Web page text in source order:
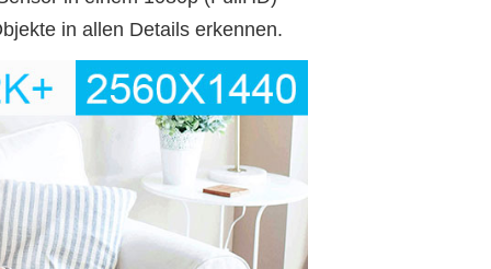
in allen Details erkennen.